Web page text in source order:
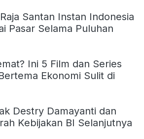
Santan Instan Indonesia
Pasar Selama Puluhan
Ini 5 Film dan Series
Ekonomi Sulit di
Destry Damayanti dan
Kebijakan BI Selanjutnya